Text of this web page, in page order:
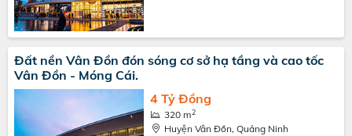
Đất nền Vân Đồn đón sóng cơ sở hạ tầng và cao tốc
Vân Đồn - Móng Cái.
4 Tỷ Đồng
320 m2
Huyện Vân Đồn, Quảng Ninh